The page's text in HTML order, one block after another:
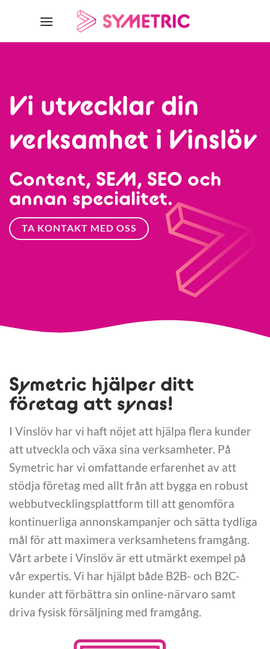
Vi utvecklar din
verksamhet i Vinslöv
Content, SEM, SEO och
annan specialitet.
TA KONTAKT MED OSS
Symetric hjälper ditt
företag att synas!
I Vinslöv har vi haft nöjet att hjälpa flera kunder
att utveckla och växa sina verksamheter. På
Symetric har vi omfattande erfarenhet av att
stödja företag med allt från att bygga en robust
webbutvecklingsplattform till att genomföra
kontinuerliga annonskampanjer och sätta tydliga
mål för att maximera verksamhetens framgång.
Vårt arbete i Vinslöv är ett utmärkt exempel på
vår expertis. Vi har hjälpt både B2B- och B2C-
kunder att förbättra sin online-närvaro samt
driva fysisk försäljning med framgång.